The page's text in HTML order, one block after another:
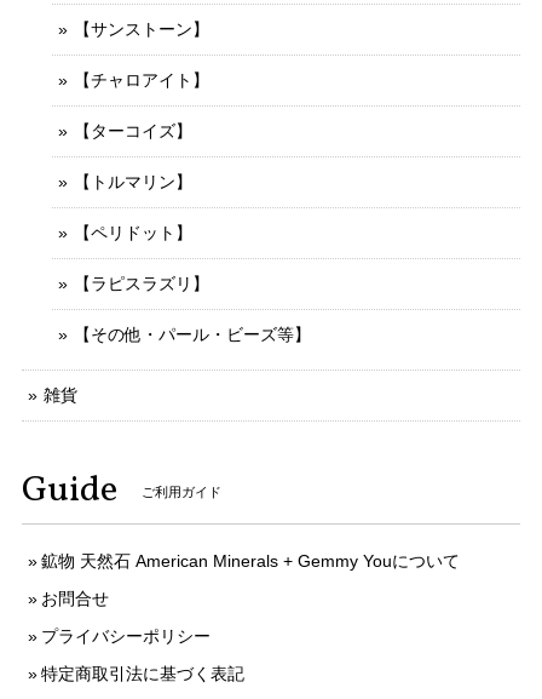
【サンストーン】
【チャロアイト】
【ターコイズ】
【トルマリン】
【ペリドット】
【ラピスラズリ】
【その他・パール・ビーズ等】
雑貨
Guide ご利用ガイド
鉱物 天然石 American Minerals + Gemmy Youについて
お問合せ
プライバシーポリシー
特定商取引法に基づく表記